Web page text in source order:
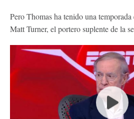
Pero Thomas ha tenido una
Matt Turner, el portero suplente de la